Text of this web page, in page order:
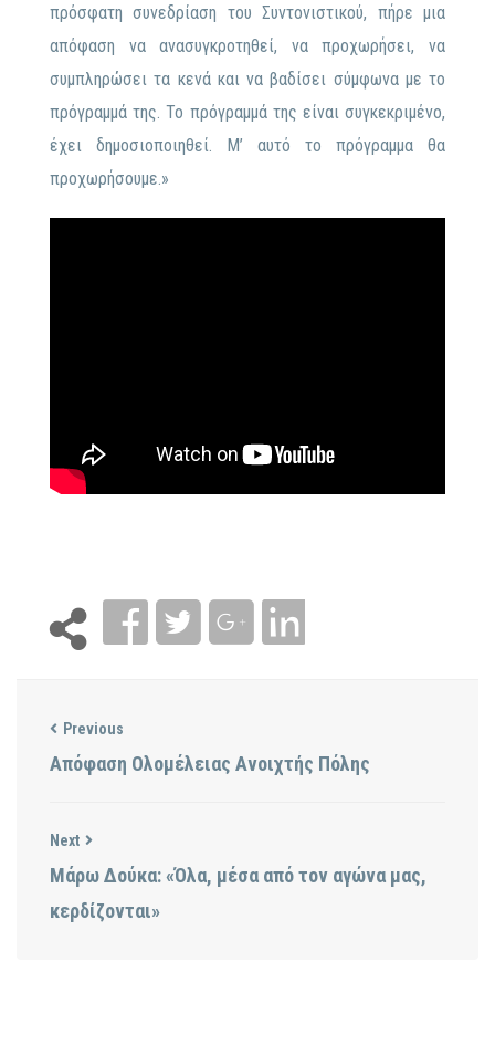
πρόσφατη συνεδρίαση του Συντονιστικού, πήρε μια
απόφαση να ανασυγκροτηθεί, να προχωρήσει, να
συμπληρώσει τα κενά και να βαδίσει σύμφωνα με το
πρόγραμμά της. Το πρόγραμμά της είναι συγκεκριμένο,
έχει δημοσιοποιηθεί. Μ’ αυτό το πρόγραμμα θα
προχωρήσουμε.»
Previous
Απόφαση Ολομέλειας Ανοιχτής Πόλης
Next
Mάρω Δούκα: «Όλα, μέσα από τον αγώνα μας,
κερδίζονται»